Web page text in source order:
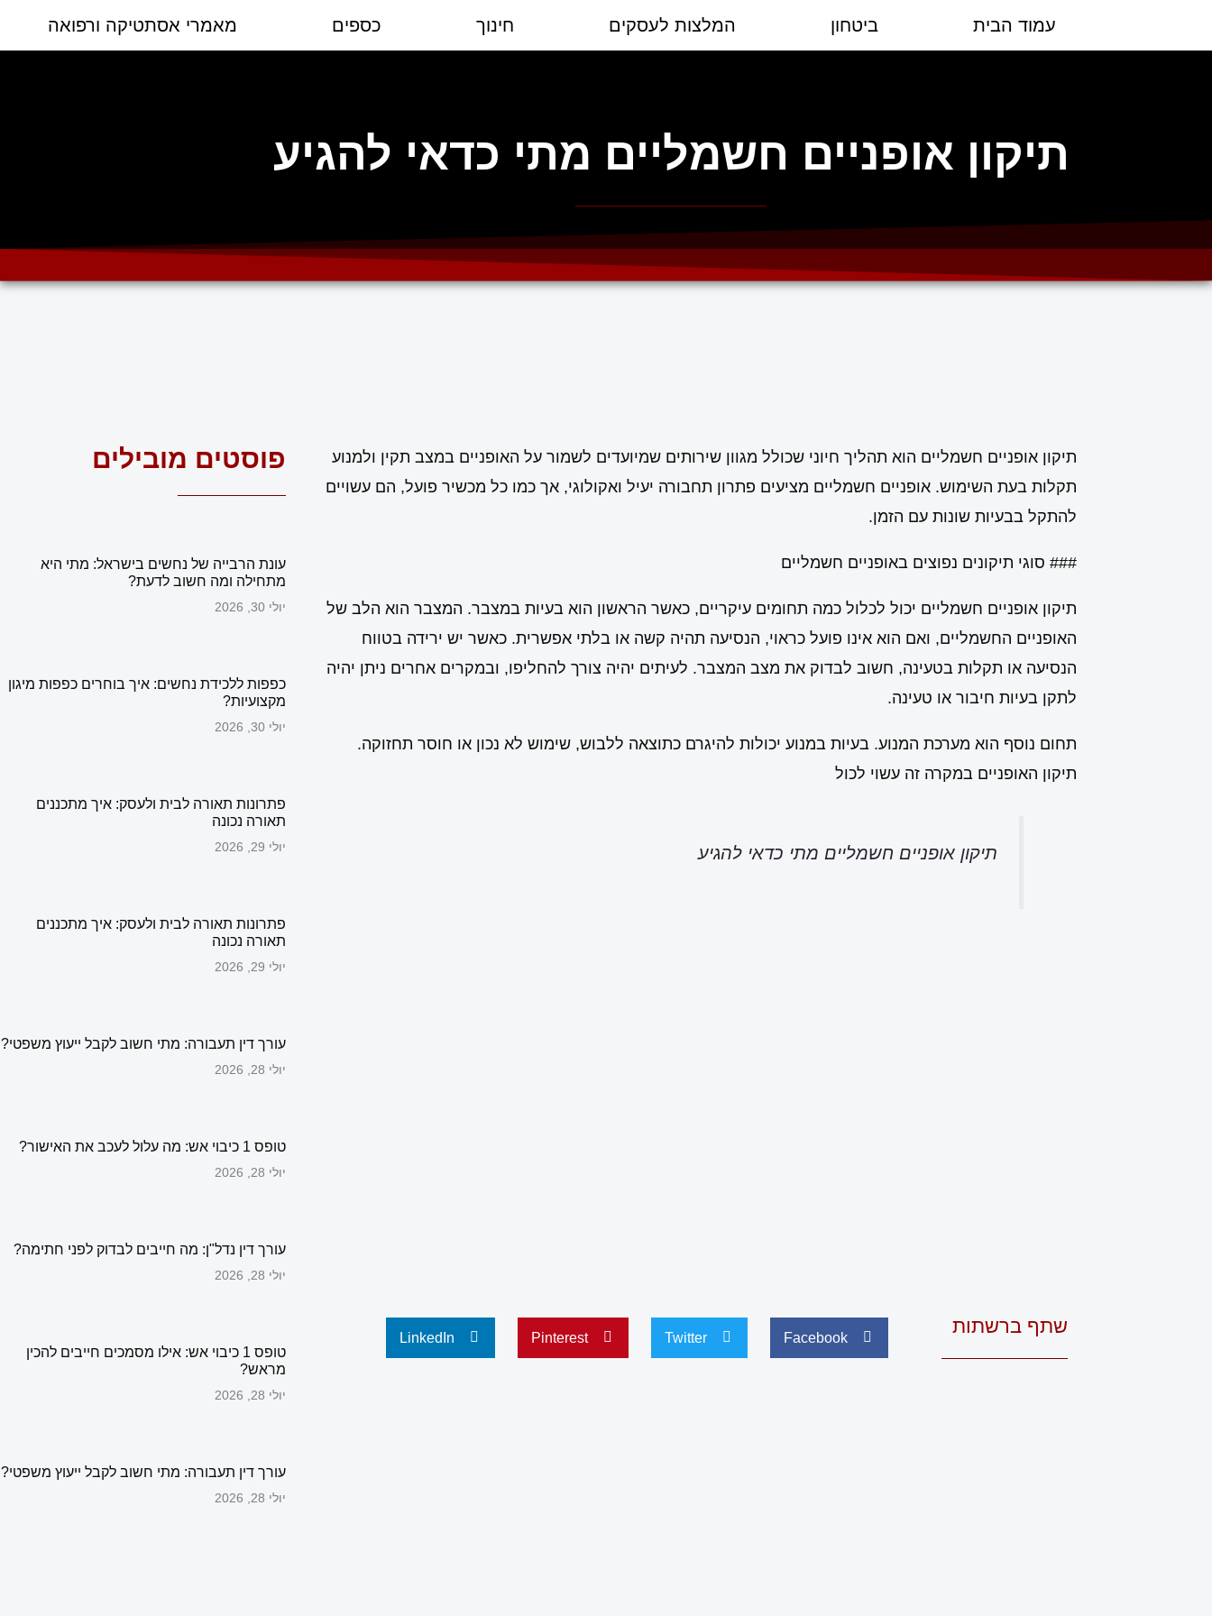
עמוד הבית ביטחון המלצות לעסקים חינוך כספים מאמרי אסתטיקה ורפואה
תיקון אופניים חשמליים מתי כדאי להגיע
תיקון אופניים חשמליים הוא תהליך חיוני שכולל מגוון שירותים שמיועדים לשמור על האופניים במצב תקין ולמנוע
תקלות בעת השימוש. אופניים חשמליים מציעים פתרון תחבורה יעיל ואקולוגי, אך כמו כל מכשיר פועל, הם עשויים
להתקל בבעיות שונות עם הזמן.
### סוגי תיקונים נפוצים באופניים חשמליים
תיקון אופניים חשמליים יכול לכלול כמה תחומים עיקריים, כאשר הראשון הוא בעיות במצבר. המצבר הוא הלב של
האופניים החשמליים, ואם הוא אינו פועל כראוי, הנסיעה תהיה קשה או בלתי אפשרית. כאשר יש ירידה בטווח
הנסיעה או תקלות בטעינה, חשוב לבדוק את מצב המצבר. לעיתים יהיה צורך להחליפו, ובמקרים אחרים ניתן יהיה
לתקן בעיות חיבור או טעינה.
תחום נוסף הוא מערכת המנוע. בעיות במנוע יכולות להיגרם כתוצאה ללבוש, שימוש לא נכון או חוסר תחזוקה.
תיקון האופניים במקרה זה עשוי לכול
תיקון אופניים חשמליים מתי כדאי להגיע
שתף ברשתות
Facebook
Twitter
Pinterest
LinkedIn
פוסטים מובילים
עונת הרבייה של נחשים בישראל: מתי היא
מתחילה ומה חשוב לדעת?
יולי 30, 2026
כפפות ללכידת נחשים: איך בוחרים כפפות מיגון
מקצועיות?
יולי 30, 2026
פתרונות תאורה לבית ולעסק: איך מתכננים
תאורה נכונה
יולי 29, 2026
פתרונות תאורה לבית ולעסק: איך מתכננים
תאורה נכונה
יולי 29, 2026
עורך דין תעבורה: מתי חשוב לקבל ייעוץ משפטי?
יולי 28, 2026
טופס 1 כיבוי אש: מה עלול לעכב את האישור?
יולי 28, 2026
עורך דין נדל"ן: מה חייבים לבדוק לפני חתימה?
יולי 28, 2026
טופס 1 כיבוי אש: אילו מסמכים חייבים להכין
מראש?
יולי 28, 2026
עורך דין תעבורה: מתי חשוב לקבל ייעוץ משפטי?
יולי 28, 2026